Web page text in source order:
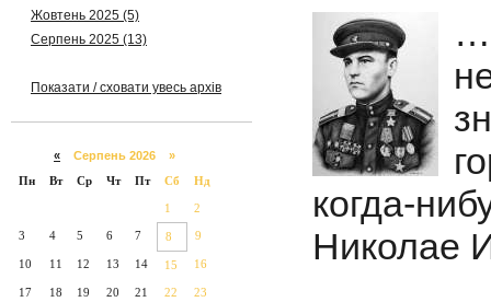
Жовтень 2025 (5)
Серпень 2025 (13)
Показати / сховати увесь архів
« Серпень 2026 »
Пн
Вт Ср Чт Пт Сб Нд
1 2
3 4 5 6 7 8 9
10 11 12 13 14 15 16
17 18 19 20 21 22 23
когда-
Николае